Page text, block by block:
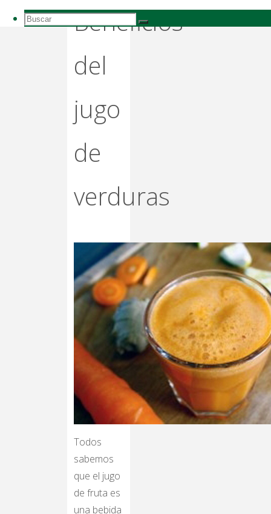
Buscar
Buscar:
Buscar
Beneficios
del
jugo
de
verduras
Todos
sabemos
que el jugo
de fruta es
una bebida